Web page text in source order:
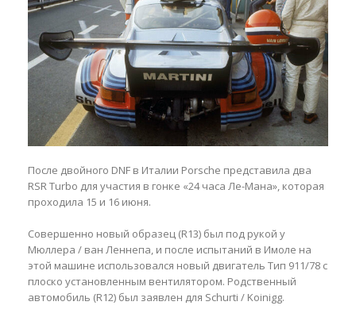
После двойного DNF в Италии Porsche представила два
RSR Turbo для участия в гонке «24 часа Ле-Мана», которая
проходила 15 и 16 июня.
Совершенно новый образец (R13) был под рукой у
Мюллера / ван Леннепа, и после испытаний в Имоле на
этой машине использовался новый двигатель Тип 911/78 с
плоско установленным вентилятором. Родственный
автомобиль (R12) был заявлен для Schurti / Koinigg.